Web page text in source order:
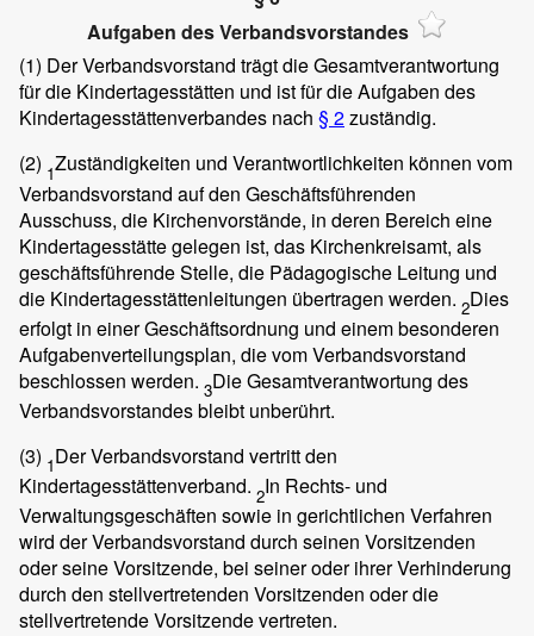
Aufgaben des Verbandsvorstandes
(1) Der Verbandsvorstand trägt die Gesamtverantwortung
für die Kindertagesstätten und ist für die Aufgaben des
Kindertagesstättenverbandes nach § 2zuständig.
(2) 1Zuständigkeiten und Verantwortlichkeiten können vom
Verbandsvorstand auf den Geschäftsführenden
Ausschuss, die Kirchenvorstände, in deren Bereich eine
Kindertagesstätte gelegen ist, das Kirchenkreisamt, als
geschäftsführende Stelle, die Pädagogische Leitung und
die Kindertagesstättenleitungen übertragen werden. 2Dies
erfolgt in einer Geschäftsordnung und einem besonderen
Aufgabenverteilungsplan, die vom Verbandsvorstand
beschlossen werden. 3Die Gesamtverantwortung des
Verbandsvorstandes bleibt unberührt.
(3) 1Der Verbandsvorstand vertritt den
Kindertagesstättenverband. 2In Rechts- und
Verwaltungsgeschäften sowie in gerichtlichen Verfahren
wird der Verbandsvorstand durch seinen Vorsitzenden
oder seine Vorsitzende, bei seiner oder ihrer Verhinderung
durch den stellvertretenden Vorsitzenden oder die
stellvertretende Vorsitzende vertreten.